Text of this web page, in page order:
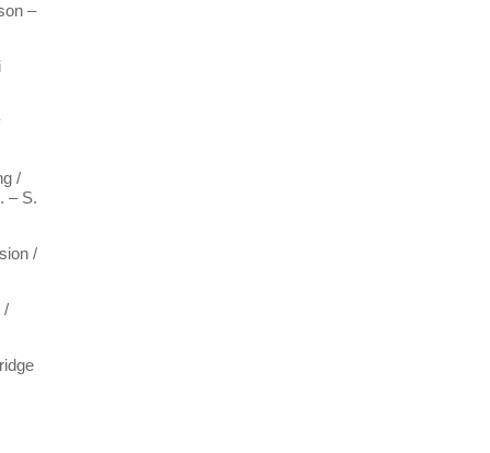
–
/
– S.
/
/